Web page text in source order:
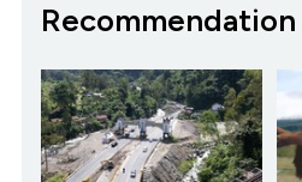
Recommendation